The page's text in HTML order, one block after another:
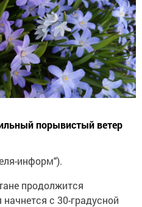
порывистый ветер
информ").
продолжится
с 30-градусной